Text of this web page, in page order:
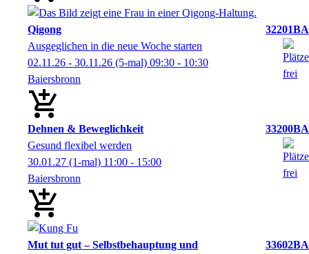
Qigong
32201BA
Ausgeglichen in die neue Woche starten
02.11.26 - 30.11.26 (5-mal) 09:30 - 10:30
Baiersbronn
Dehnen & Beweglichkeit
33200BA
Gesund flexibel werden
30.01.27 (1-mal) 11:00 - 15:00
Baiersbronn
Mut tut gut – Selbstbehauptung und
33602BA